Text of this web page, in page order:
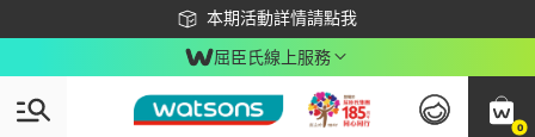
本期活動詳情請點我
下載app最高回饋$350
屈臣氏線上服務
0